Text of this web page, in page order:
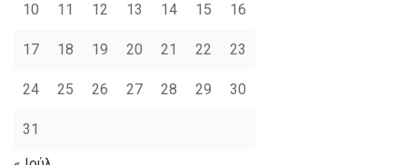
10 11 12 13 14 15 16
17 18 19 20 21 22 23
24 25 26 27 28 29 30
31